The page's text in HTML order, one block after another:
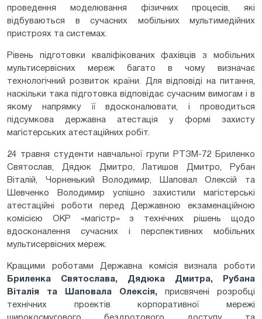
проведення моделювання фізичних процесів, які
відбуваються в сучасних мобільних мультимедійних
пристроях та системах.
Рівень підготовки кваліфікованих фахівців з мобільних
мультисервісних мереж багато в чому визначає
технологічний розвиток країни. Для відповіді на питання,
наскільки така підготовка відповідає сучасним вимогам і в
якому напрямку її вдосконалювати, і проводиться
підсумкова державна атестація у формі захисту
магістерських атестаційних робіт.
24 травня студенти навчальної групи РТЗМ-72 Бриленко
Святослав, Дядюк Дмитро, Латишов Дмитро, Рубан
Віталій, Чорненький Володимир, Шаповал Олексій та
Шевченко Володимир успішно захистили магістерські
атестаційні роботи перед Державною екзаменаційною
комісією ОКР «магістр» з технічних рішень щодо
вдосконалення сучасних і перспективних мобільних
мультисервісних мереж.
Кращими роботами Державна комісія визнала роботи
Бриленка Святослава, Дядюка Дмитра, Рубана
Віталія та Шаповала Олексія, присвячені розробці
технічних проектів корпоративної мережі